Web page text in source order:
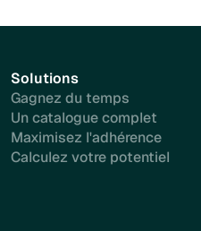
Solutions
Gagnez du temps
Un catalogue complet
Maximisez l'adhérence
Calculez votre potentiel